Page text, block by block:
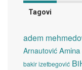
Tagovi
adem
Arnautović
bakir izetbegović